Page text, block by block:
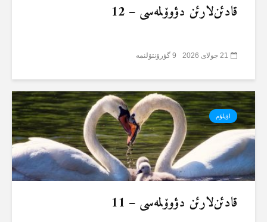
قادئن‌لارئن دؤوۆلمەسی – 12
21 جولای 2026 9 گؤرۆنتۆلنمە
اؤیلۆم
قادئن‌لارئن دؤوۆلمەسی – 11